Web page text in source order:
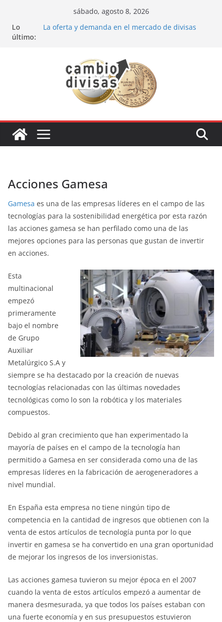
contenido
sábado, agosto 8, 2026
Lo
último:
La oferta y demanda en el mercado de divisas
Oportunidades de inversión en el sector petrolero
en 2024
Los bancos más recomendados para invertir en
Estrategia de los soldados Forex
Acciones Gamesa
Gamesa es una de las empresas líderes en el campo de las
tecnologías para la sostenibilidad energética por esta razón
las acciones gamesa se han perfilado como una de las
mejores opciones para las personas que gustan de invertir
en acciones.
Esta
multinacional
empezó
primeramente
bajo el nombre
de Grupo
Auxiliar
Metalúrgico S.A y
siempre se ha destacado por la creación de nuevas
tecnologías relacionadas con las últimas novedades
tecnológicas como lo son la robótica y los materiales
compuestos.
Debido al gran crecimiento que han experimentado la
mayoría de países en el campo de la tecnología han
permitido a Gamesa en ser considerada como una de las
empresas líderes en la fabricación de aerogeneradores a
nivel mundial.
En España esta empresa no tiene ningún tipo de
competencia en la cantidad de ingresos que obtienen con la
venta de estos artículos de tecnología punta por lo que
invertir en gamesa se ha convertido en una gran oportunidad
de mejorar los ingresos de los inversionistas.
Las acciones gamesa tuvieron su mejor época en el 2007
cuando la venta de estos artículos empezó a aumentar de
manera desmesurada, ya que todos los países estaban con
una fuerte economía y en sus presupuestos estuvieron